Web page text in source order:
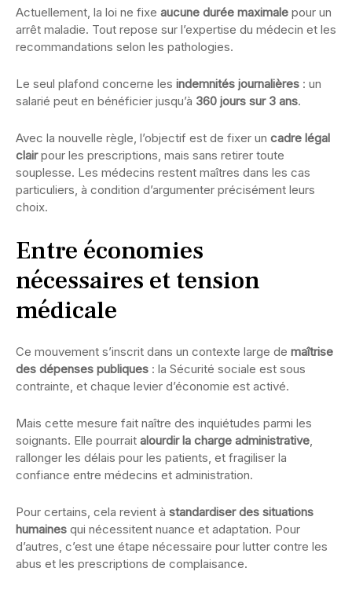
Actuellement, la loi ne fixe aucune durée maximale pour un
arrêt maladie. Tout repose sur l’expertise du médecin et les
recommandations selon les pathologies.
Le seul plafond concerne les indemnités journalières : un
salarié peut en bénéficier jusqu’à 360 jours sur 3 ans.
Avec la nouvelle règle, l’objectif est de fixer un cadre légal
clairpour les prescriptions, mais sans retirer toute
souplesse. Les médecins restent maîtres dans les cas
particuliers, à condition d’argumenter précisément leurs
choix.
Entre économies
nécessaires et tension
médicale
Ce mouvement s’inscrit dans un contexte large de maîtrise
des dépenses publiques : la Sécurité sociale est sous
contrainte, et chaque levier d’économie est activé.
Mais cette mesure fait naître des inquiétudes parmi les
soignants. Elle pourrait alourdir la charge administrative,
rallonger les délais pour les patients, et fragiliser la
confiance entre médecins et administration.
Pour certains, cela revient à standardiser des situations
humaines qui nécessitent nuance et adaptation. Pour
d’autres, c’est une étape nécessaire pour lutter contre les
abus et les prescriptions de complaisance.